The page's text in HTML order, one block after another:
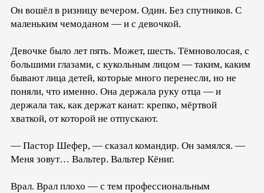
Он вошёл в ризницу вечером. Один. Без спутников. С
маленьким чемоданом — и с девочкой.
Девочке было лет пять. Может, шесть. Тёмноволосая, с
большими глазами, с кукольным лицом — таким, каким
бывают лица детей, которые много перенесли, но не
поняли, что именно. Она держала руку отца — и
держала так, как держат канат: крепко, мёртвой
хваткой, от которой не отпускают.
— Пастор Шефер, — сказал командир. Он замялся. —
Меня зовут… Вальтер. Вальтер Кёниг.
Врал. Врал плохо — с тем профессиональным